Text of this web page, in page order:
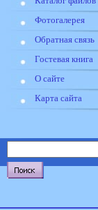
Фотогалерея
Обратная связь
Гостевая книга
О сайте
Карта сайта